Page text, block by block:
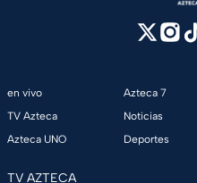
en vivo
TV Azteca
Azteca UNO
Azteca 7
Noticias
Deportes
TV AZTECA